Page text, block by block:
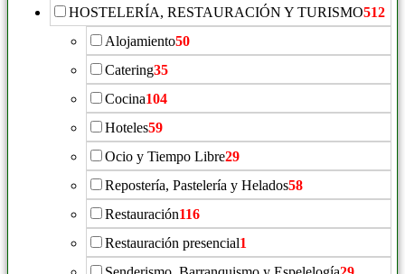
HOSTELERÍA, RESTAURACIÓN Y TURISMO512
Alojamiento50
Catering35
Cocina104
Hoteles59
Ocio y Tiempo Libre29
Repostería, Pastelería y Helados58
Restauración116
Restauración presencial1